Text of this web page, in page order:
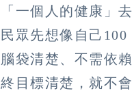
一個人的健康」去
眾先想像自己100
袋清楚、不需依賴
目標清楚，就不會